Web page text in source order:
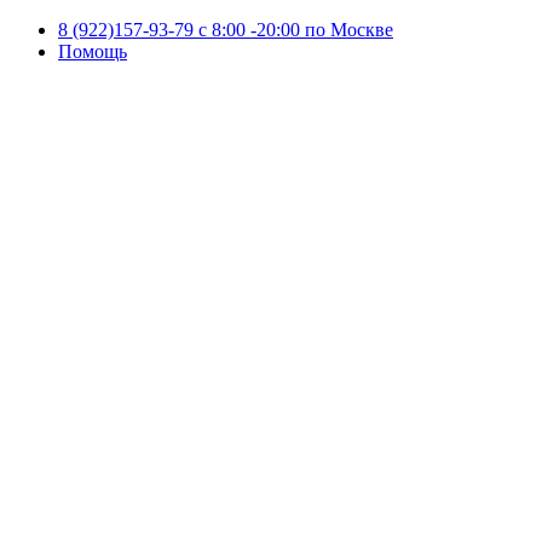
8 (922)157-93-79 c 8:00 -20:00 по Москве
Помощь